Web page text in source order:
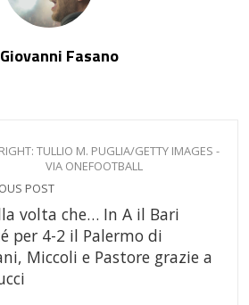
Fasano
TULLIO M. PUGLIA/GETTY IMAGES -
VIA ONEFOOTBALL
POST
volta che… In A il Bari
per 4-2 il Palermo di
Miccoli e Pastore grazie a